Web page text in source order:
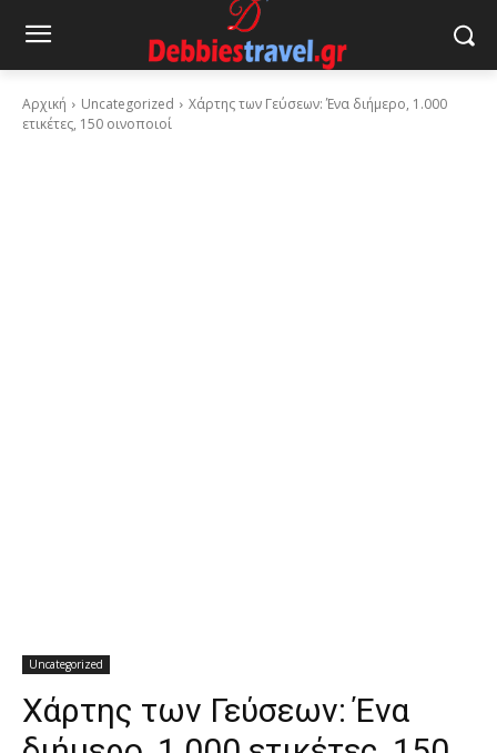
Αρχική Uncategorized
Χάρτης των Γεύσεων: Ένα διήμερο, 1.000
ετικέτες, 150 οινοποιοί
Uncategorized
Χάρτης των Γεύσεων: Ένα